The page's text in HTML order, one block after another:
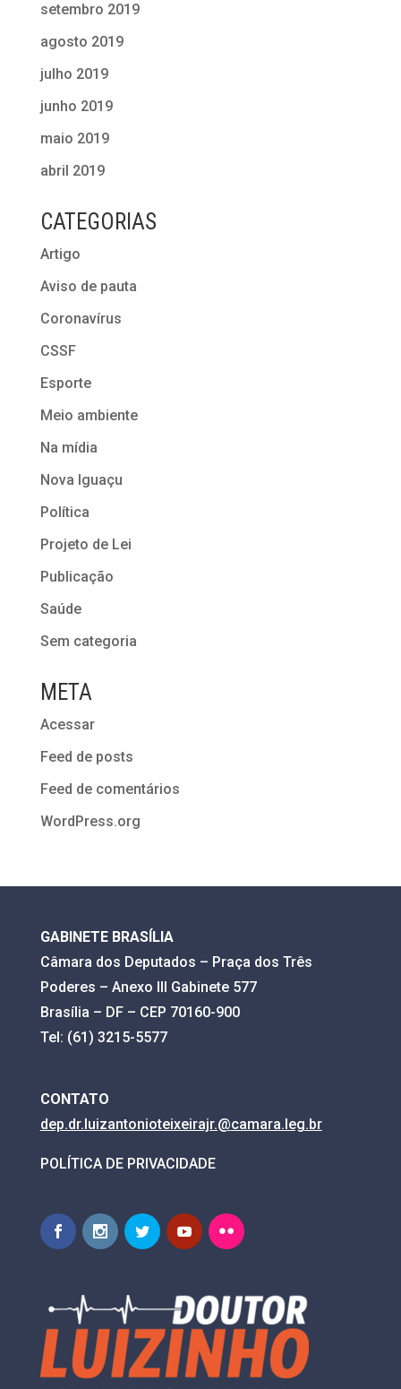
setembro 2019
agosto 2019
julho 2019
junho 2019
maio 2019
abril 2019
CATEGORIAS
Artigo
Aviso de pauta
Coronavírus
CSSF
Esporte
Meio ambiente
Na mídia
Nova Iguaçu
Política
Projeto de Lei
Publicação
Saúde
Sem categoria
META
Acessar
Feed de posts
Feed de comentários
WordPress.org
GABINETE BRASÍLIA
Câmara dos Deputados – Praça dos Três
Poderes – Anexo III Gabinete 577
Brasília – DF – CEP 70160-900
Tel: (61) 3215-5577
CONTATO
dep.dr.luizantonioteixeirajr.@camara.leg.br
POLÍTICA DE PRIVACIDADE